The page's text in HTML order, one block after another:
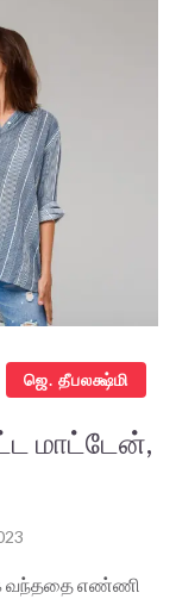
ஜெ. தீபலக்ஷ்மி
மாட்டேன்,
வந்ததை எண்ணி